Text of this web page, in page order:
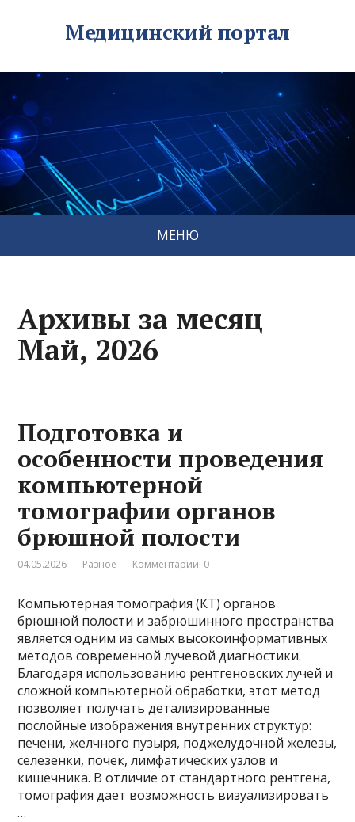
Медицинский портал
МЕНЮ
Архивы за месяц
Май, 2026
Подготовка и
особенности проведения
компьютерной
томографии органов
брюшной полости
04.05.2026 Разное Комментарии: 0
Компьютерная томография (КТ) органов
брюшной полости и забрюшинного пространства
является одним из самых высокоинформативных
методов современной лучевой диагностики.
Благодаря использованию рентгеновских лучей и
сложной компьютерной обработки, этот метод
позволяет получать детализированные
послойные изображения внутренних структур:
печени, желчного пузыря, поджелудочной железы,
селезенки, почек, лимфатических узлов и
кишечника. В отличие от стандартного рентгена,
томография дает возможность визуализировать
…